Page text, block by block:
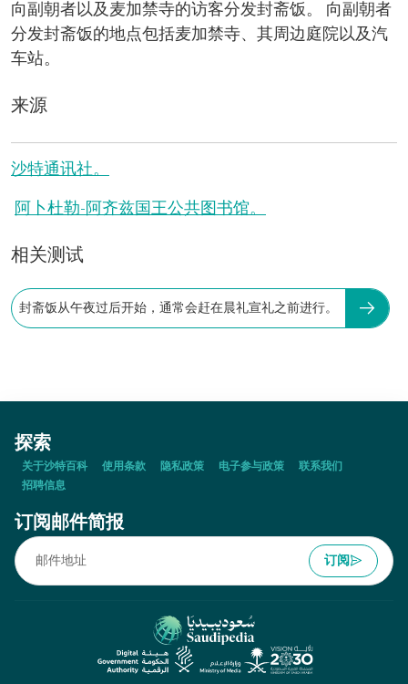
向副朝者以及麦加禁寺的访客分发封斋饭。 向副朝者
分发封斋饭的地点包括麦加禁寺、其周边庭院以及汽
车站。
来源
沙特通讯社。
阿卜杜勒-阿齐兹国王公共图书馆。
相关测试
封斋饭从午夜过后开始，通常会赶在晨礼宣礼之前进行。
探索
关于沙特百科 使用条款 隐私政策 电子参与政策
联系我们
招聘信息
订阅邮件简报
订阅